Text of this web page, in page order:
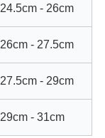
24.5cm - 26cm
26cm - 27.5cm
27.5cm - 29cm
29cm - 31cm